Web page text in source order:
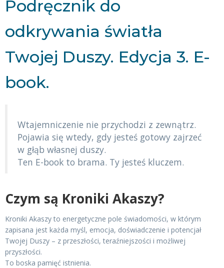
Podręcznik do
odkrywania światła
Twojej Duszy. Edycja 3. E-
book.
Wtajemniczenie nie przychodzi z zewnątrz.
Pojawia się wtedy, gdy jesteś gotowy zajrzeć
w głąb własnej duszy.
Ten E-book to brama. Ty jesteś kluczem.
Czym są Kroniki Akaszy?
Kroniki Akaszy to energetyczne pole świadomości, w którym
zapisana jest każda myśl, emocja, doświadczenie i potencjał
Twojej Duszy – z przeszłości, teraźniejszości i możliwej
przyszłości.
To boska pamięć istnienia.